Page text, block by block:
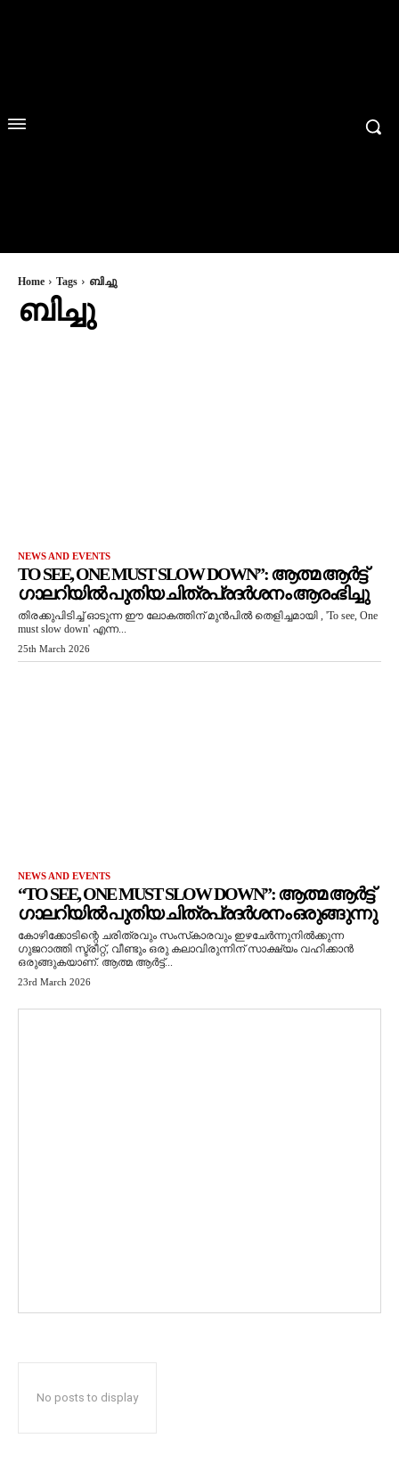
Home Tags ബിച്ചു
ബിച്ചു
NEWS AND EVENTS
TO SEE, ONE MUST SLOW DOWN”: ആത്മ ആർട്ട്
ഗാലറിയിൽ പുതിയ ചിത്രപ്രദർശനം ആരംഭിച്ചു
തിരക്കുപിടിച്ച് ഓടുന്ന ഈ ലോകത്തിന് മുൻപിൽ തെളിച്ചമായി , 'To see, One
must slow down' എന്ന...
25th March 2026
NEWS AND EVENTS
“TO SEE, ONE MUST SLOW DOWN”: ആത്മ ആർട്ട്
ഗാലറിയിൽ പുതിയ ചിത്രപ്രദർശനം ഒരുങ്ങുന്നു
കോഴിക്കോടിന്റെ ചരിത്രവും സംസ്‌കാരവും ഇഴചേർന്നുനിൽക്കുന്ന
ഗുജറാത്തി സ്ട്രീറ്റ്, വീണ്ടും ഒരു കലാവിരുന്നിന് സാക്ഷ്യം വഹിക്കാൻ
ഒരുങ്ങുകയാണ്. ആത്മ ആർട്ട്...
23rd March 2026
No posts to display